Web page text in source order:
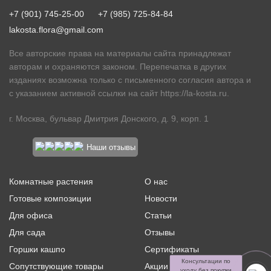
+7 (901) 745-25-00
+7 (985) 725-84-84
lakosta.flora@gmail.com
Все авторские права на материалы сайта принадлежат
авторам и охраняются законом. Перепечатка в других
изданиях возможна только с письменного согласия автора и
с указанием активной ссылки на сайт https://la-kosta.ru
г. Москва, бульвар Дмитрия Донского, д. 9, корп. 1
Наши отзывы
Комнатные растения
Готовые композиции
Для офиса
Для сада
Горшки кашпо
Сопутствующие товары
О нас
Новости
Статьи
Отзывы
Сертификаты
Акции и скидки
Консультации по
уходу без покупки